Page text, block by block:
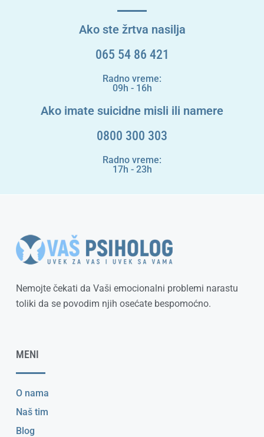
Ako ste žrtva nasilja
065 54 86 421
Radno vreme:
09h - 16h
Ako imate suicidne misli ili namere
0800 300 303
Radno vreme:
17h - 23h
Nemojte čekati da Vaši emocionalni problemi narastu
toliki da se povodim njih osećate bespomoćno.
MENI
O nama
Naš tim
Blog